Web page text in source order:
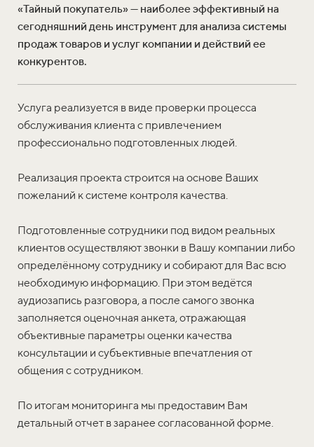
«Тайный покупатель» — наиболее эффективный на
сегодняшний день инструмент для анализа системы
продаж товаров и услуг компании и действий ее
конкурентов.
Услуга реализуется в виде проверки процесса
обслуживания клиента с привлечением
профессионально подготовленных людей.
Реализация проекта строится на основе Ваших
пожеланий к системе контроля качества.
Подготовленные сотрудники под видом реальных
клиентов осуществляют звонки в Вашу компании либо
определённому сотруднику и собирают для Вас всю
необходимую информацию. При этом ведётся
аудиозапись разговора, а после самого звонка
заполняется оценочная анкета, отражающая
объективные параметры оценки качества
консультации и субъективные впечатления от
общения с сотрудником.
По итогам мониторинга мы предоставим Вам
детальный отчет в заранее согласованной форме.